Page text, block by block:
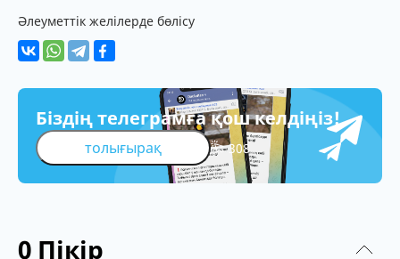
Әлеуметтік желілерде бөлісу
Біздің телеграмға қош келдіңіз!
толығырақ 308
0 Пікір